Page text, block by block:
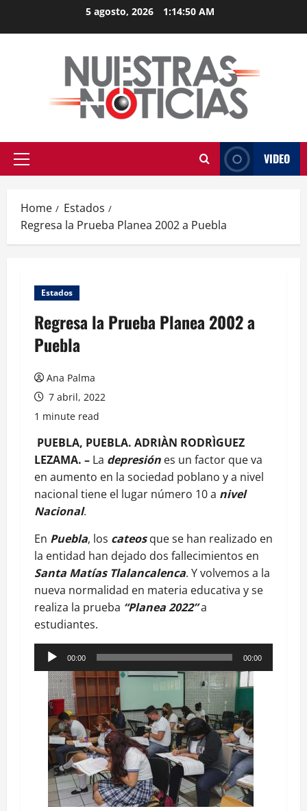
5 agosto, 2026 1:14:51 AM
Primary
VIDEO
Home
Estados
Regresa la Prueba Planea 2002 a Puebla
Estados
Regresa la Prueba Planea 2002 a
Puebla
Ana Palma
7 abril, 2022
1 minute read
PUEBLA, PUEBLA. ADRIÀN RODRÌGUEZ
LEZAMA. – La depresión es un factor que va
en aumento en la sociedad poblano y a nivel
nacional tiene el lugar número 10 a nivel
Nacional.
En Puebla, los cateosque se han realizado en
la entidad han dejado dos fallecimientos en
Santa Matías Tlalancalenca. Y volvemos a la
nueva normalidad en materia educativa y se
realiza la prueba “Planea 2022”a
estudiantes.
Reproductor
de
audio
00:00 00:00